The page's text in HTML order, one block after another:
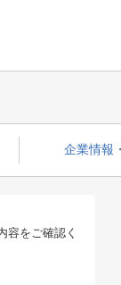
企業情報
容をご確認く